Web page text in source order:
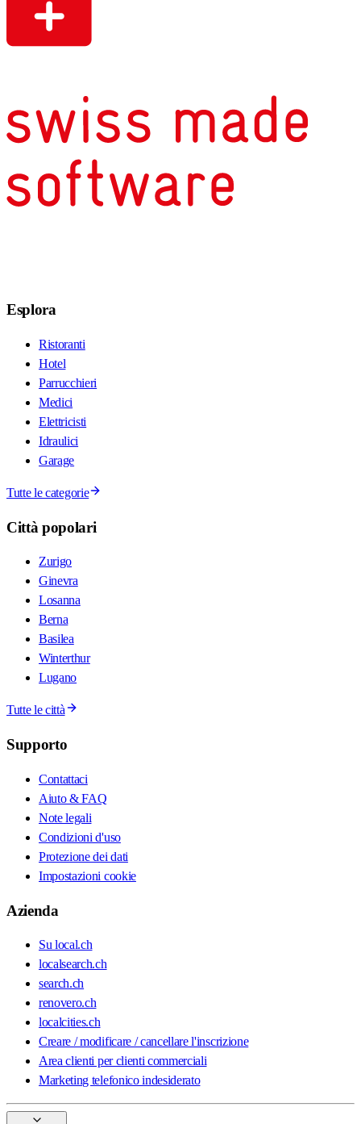
Esplora
Ristoranti
Hotel
Parrucchieri
Medici
Elettricisti
Idraulici
Garage
Tutte le categorie
Città popolari
Zurigo
Ginevra
Losanna
Berna
Basilea
Winterthur
Lugano
Tutte le città
Supporto
Contattaci
Aiuto & FAQ
Note legali
Condizioni d'uso
Protezione dei dati
Impostazioni cookie
Azienda
Su local.ch
localsearch.ch
search.ch
renovero.ch
localcities.ch
Creare / modificare / cancellare l'inscrizione
Area clienti per clienti commerciali
Marketing telefonico indesiderato